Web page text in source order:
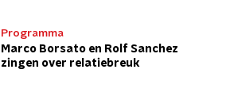
Programma
Marco Borsato en Rolf Sanchez
zingen over relatiebreuk